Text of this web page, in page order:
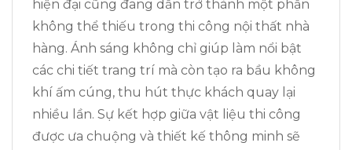
hiện đại cũng đang dần trở thành một phần
không thể thiếu trong thi công nội thất nhà
hàng. Ánh sáng không chỉ giúp làm nổi bật
các chi tiết trang trí mà còn tạo ra bầu không
khí ấm cúng, thu hút thực khách quay lại
nhiều lần. Sự kết hợp giữa vật liệu thi công
được ưa chuộng và thiết kế thông minh sẽ